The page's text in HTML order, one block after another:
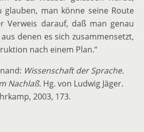
glauben, man könne seine Route
Verweis darauf, daß man genau
denen es sich zusam­men­setzt,
nach einem Plan.“
Wissen­schaft der Sprache.
Nachlaß. Hg. von Ludwig Jäger.
2003, 173.